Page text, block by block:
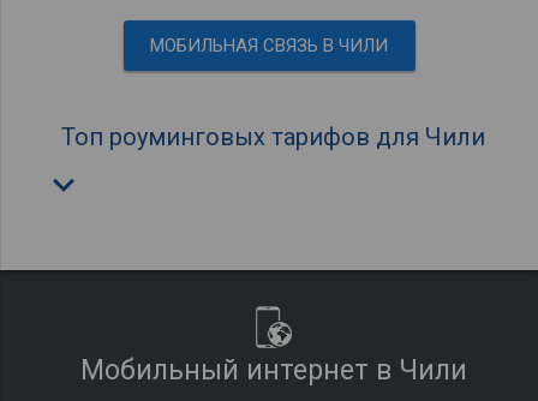
МОБИЛЬНАЯ СВЯЗЬ В ЧИЛИ
Топ роуминговых тарифов для Чили
keyboard_arrow_down
Мобильный интернет в Чили